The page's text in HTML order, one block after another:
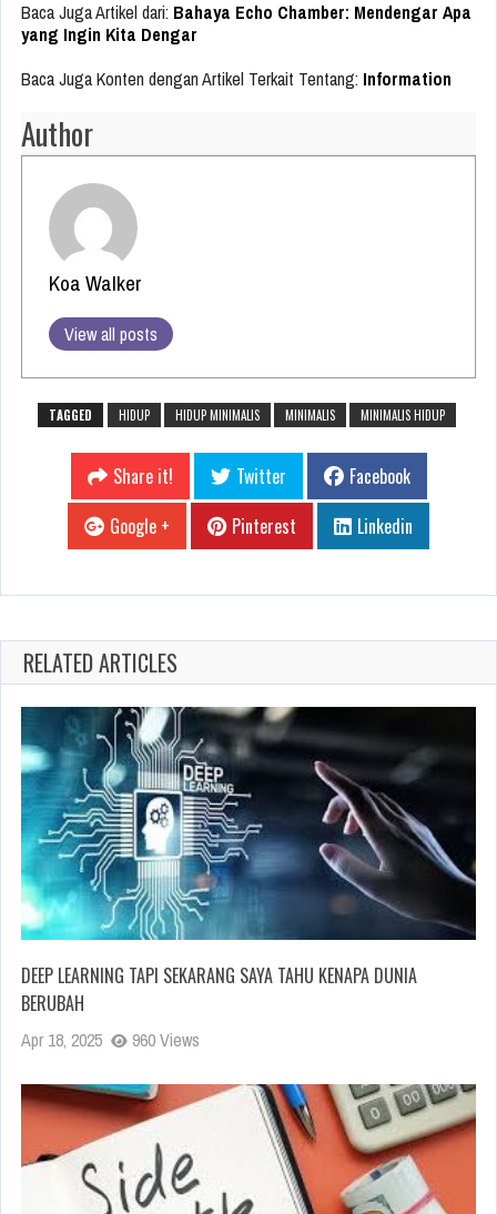
Baca Juga Artikel dari: Bahaya Echo Chamber: Mendengar Apa
yang Ingin Kita Dengar
Baca Juga Konten dengan Artikel Terkait Tentang: Information
Author
Koa Walker
View all posts
TAGGED HIDUP HIDUP MINIMALIS MINIMALIS MINIMALIS HIDUP
Share it! Twitter
Facebook
Google +
Pinterest Linkedin
RELATED ARTICLES
DEEP LEARNING TAPI SEKARANG SAYA TAHU KENAPA DUNIA
BERUBAH
Apr 18, 2025 960 Views